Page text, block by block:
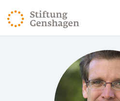
PRZJDŹ DO TREŚCI GŁÓWNEJ
PRZEJDŹ DO WYSZUKIWARKI